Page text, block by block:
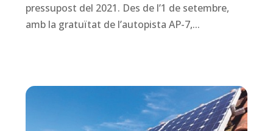
pressupost del 2021. Des de l’1 de setembre,
amb la gratuïtat de l’autopista AP-7,...